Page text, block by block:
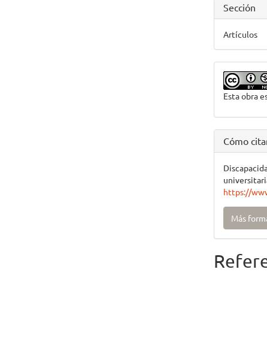
Sección
Artículos
Esta obra
Cómo
https://
Más